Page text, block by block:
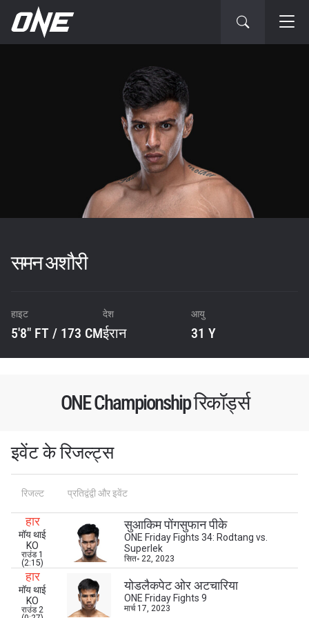
समन अशौरी
हाइट
5'8" FT / 173 CM
देश
ईरान
आयु
31 Y
ONE Championship रिकॉर्ड्स
इवेंट के रिजल्ट्स
रिजल्ट प्रतिद्वंद्वी और इवेंट
हार
मॉय थाई
KO
राउंड 1
(2:15)
सुआकिम पोंगसुफान पीके
ONE Friday Fights 34: Rodtang vs.
Superlek
सित॰ 22, 2023
हार
मॉय थाई
KO
राउंड 2
योडलैकपेट ओर अटचारिया
ONE Friday Fights 9
मार्च 17, 2023
प्रतिद्वंद्वी
STAY IN THE KNOW
Take ONE Championship wherever you go! Sign up now
to gain access to latest news, unlock special offers
and get first access to the best seats to our live
events.
ईमेल